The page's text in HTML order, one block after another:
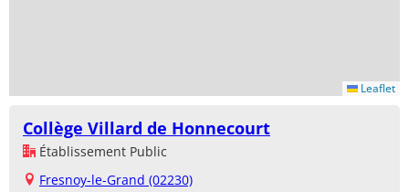
Leaflet
Collège Villard de Honnecourt
Établissement Public
Fresnoy-le-Grand (02230)